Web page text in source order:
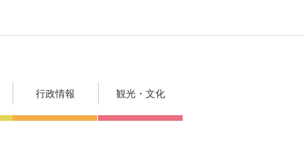
行政情報 観光・文化